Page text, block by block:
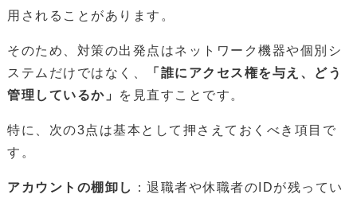
用されることがあります。
そのため、対策の出発点はネットワーク機器や個別シ
ステムだけではなく、
「誰にアクセス権を与え、どう
管理しているか」
を見直すことです。
特に、次の3点は基本として押さえておくべき項目で
す。
アカウントの棚卸し
：退職者や休職者のIDが残ってい